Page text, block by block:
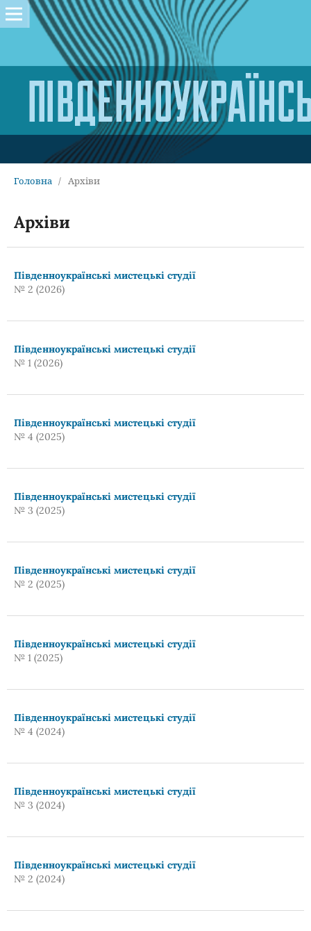
Головна / Архіви
Архіви
Південноукраїнські мистецькі студії
№ 2 (2026)
Південноукраїнські мистецькі студії
№ 1 (2026)
Південноукраїнські мистецькі студії
№ 4 (2025)
Південноукраїнські мистецькі студії
№ 3 (2025)
Південноукраїнські мистецькі студії
№ 2 (2025)
Південноукраїнські мистецькі студії
№ 1 (2025)
Південноукраїнські мистецькі студії
№ 4 (2024)
Південноукраїнські мистецькі студії
№ 3 (2024)
Південноукраїнські мистецькі студії
№ 2 (2024)